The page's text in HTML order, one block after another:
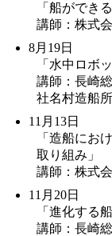
「船ができ
講師：株式
8月19日
「水中ロボ
講師：長崎
社名村造船所
11月13日
「造船にお
取り組み」
講師：株式
11月20日
「進化する
講師：長崎